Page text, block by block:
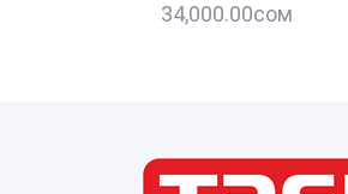
34,000.00сом